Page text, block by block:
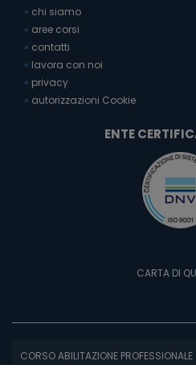
» chi siamo
» aree corsi
» contatti
» lavora con noi
» privacy
» autorizzazioni Cookie
ENTE
CARTA DI
CORSO ABILITAZIONE PROFESSIONALE